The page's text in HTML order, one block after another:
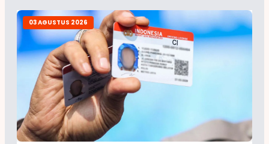
03 AGUSTUS 2026